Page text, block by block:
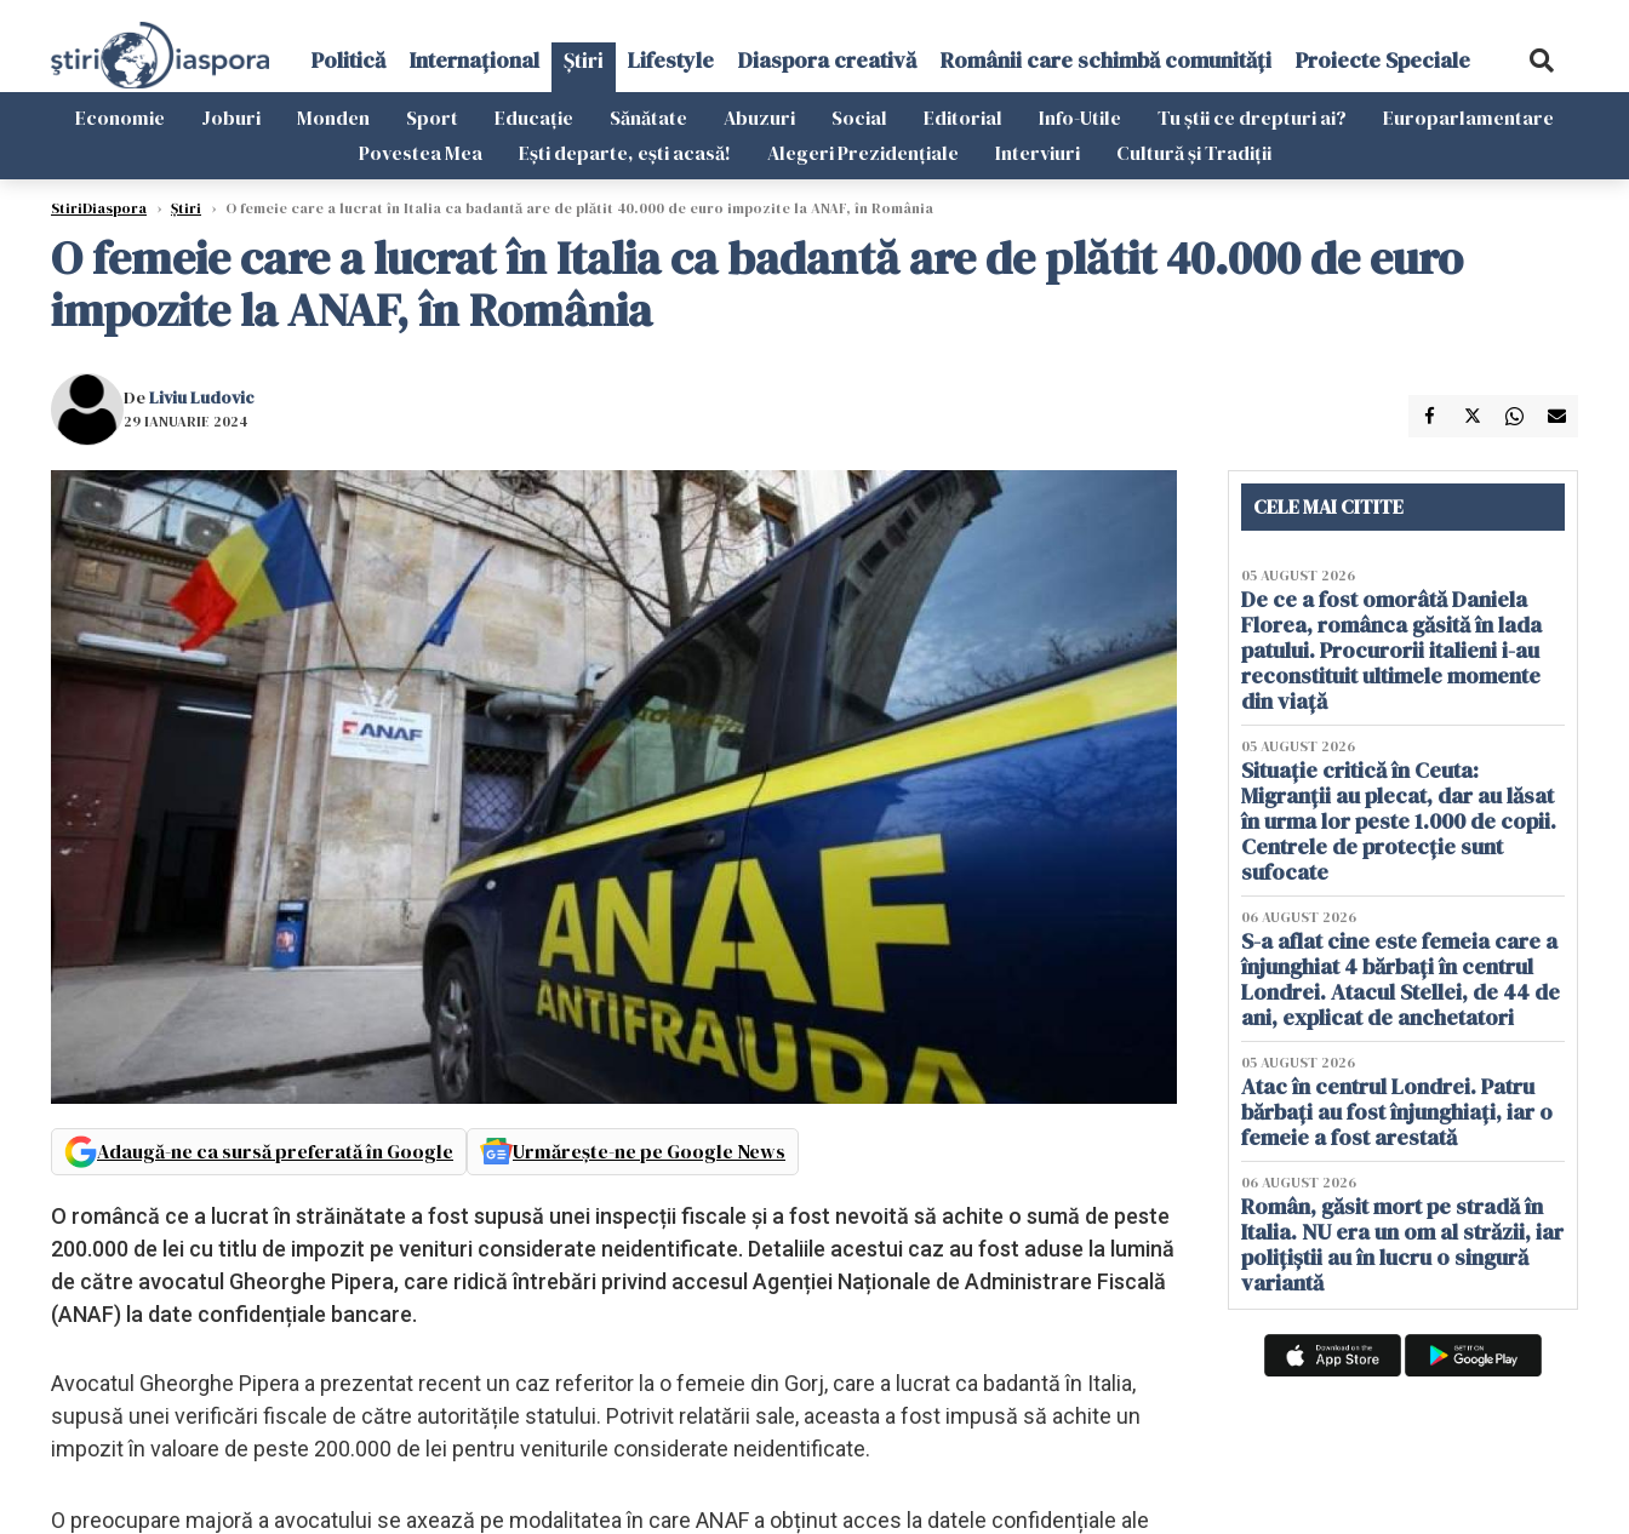
Politică Internațional Știri Lifestyle Diaspora creativă Românii care schimbă comunități Proiecte Speciale
Economie Joburi Monden Sport Educație Sănătate Abuzuri Social Editorial Info-Utile Tu știi ce drepturi ai?
Europarlamentare
Povestea Mea
Ești departe, ești acasă! Alegeri Prezidențiale Interviuri Cultură și Tradiții
StiriDiaspora › Știri › O femeie care a lucrat în Italia ca badantă are de plătit 40.000 de euro impozite la ANAF, în România
O femeie care a lucrat în Italia ca badantă are de plătit 40.000 de euro
impozite la ANAF, în România
DeLiviu Ludovic
29 IANUARIE 2024
Adaugă-ne ca sursă preferată în Google Urmărește-ne pe Google News
O româncă ce a lucrat în străinătate a fost supusă unei inspecții fiscale și a fost nevoită să achite o sumă de peste
200.000 de lei cu titlu de impozit pe venituri considerate neidentificate. Detaliile acestui caz au fost aduse la lumină
de către avocatul Gheorghe Pipera, care ridică întrebări privind accesul Agenției Naționale de Administrare Fiscală
(ANAF) la date confidențiale bancare.
Avocatul Gheorghe Pipera a prezentat recent un caz referitor la o femeie din Gorj, care a lucrat ca badantă în Italia,
supusă unei verificări fiscale de către autoritățile statului. Potrivit relatării sale, aceasta a fost impusă să achite un
impozit în valoare de peste 200.000 de lei pentru veniturile considerate neidentificate.
O preocupare majoră a avocatului se axează pe modalitatea în care ANAF a obținut acces la datele confidențiale ale
CELE MAI CITITE
05 AUGUST 2026
De ce a fost omorâtă Daniela
Florea, românca găsită în lada
patului. Procurorii italieni i-au
reconstituit ultimele momente
din viață
05 AUGUST 2026
Situație critică în Ceuta:
Migranții au plecat, dar au lăsat
în urma lor peste 1.000 de copii.
Centrele de protecție sunt
sufocate
06 AUGUST 2026
S-a aflat cine este femeia care a
înjunghiat 4 bărbați în centrul
Londrei. Atacul Stellei, de 44 de
ani, explicat de anchetatori
05 AUGUST 2026
Atac în centrul Londrei. Patru
bărbați au fost înjunghiați, iar o
femeie a fost arestată
06 AUGUST 2026
Român, găsit mort pe stradă în
Italia. NU era un om al străzii, iar
polițiștii au în lucru o singură
variantă